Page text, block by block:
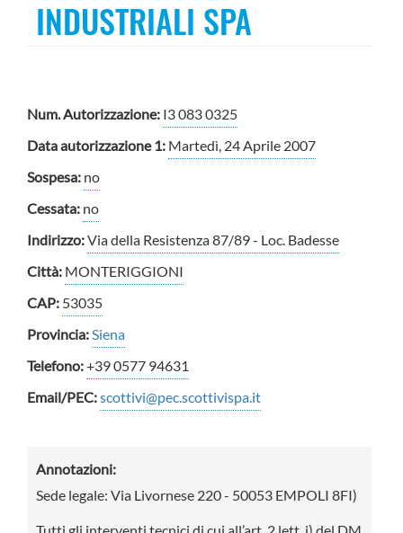
INDUSTRIALI SPA
Num. Autorizzazione: I3 083 0325
Data autorizzazione 1: Martedì, 24 Aprile 2007
Sospesa: no
Cessata: no
Indirizzo:Via della Resistenza 87/89 - Loc. Badesse
Città: MONTERIGGIONI
CAP: 53035
Provincia:Siena
Telefono:+39 0577 94631
Email/PEC:scottivi@pec.scottivispa.it
Annotazioni:
Sede legale: Via Livornese 220 - 50053 EMPOLI 8FI)